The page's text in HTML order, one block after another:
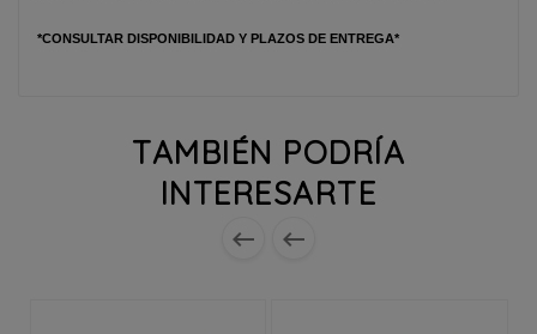
*CONSULTAR DISPONIBILIDAD Y PLAZOS DE ENTREGA*
TAMBIÉN PODRÍA
INTERESARTE
 